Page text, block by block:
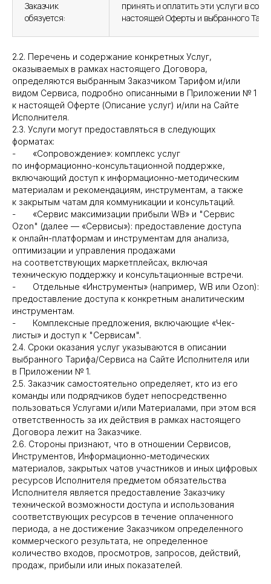
Заказчик
обязуется:
принять и оплатить эти услуги в
настоящей Оферты и выбранного
2.2. Перечень и содержание конкретных Услуг,
оказываемых в рамках настоящего Договора,
определяются выбранным Заказчиком Тарифом и/или
видом Сервиса, подробно описанными в Приложении № 1
к настоящей Оферте (Описание услуг) и/или на Сайте
Исполнителя.
2.3. Услуги могут предоставляться в следующих
форматах:
- «Сопровождение»: комплекс услуг
по информационно-консультационной поддержке,
включающий доступ к информационно-методическим
материалам и рекомендациям, инструментам, а также
к закрытым чатам для коммуникации и консультаций.
- «Сервис максимизации прибыли WB» и "Сервис
Ozon" (далее — «Сервисы»): предоставление доступа
к онлайн-платформам и инструментам для анализа,
оптимизации и управления продажами
на соответствующих маркетплейсах, включая
техническую поддержку и консультационные встречи.
- Отдельные «Инструменты» (например, WB или Ozon):
предоставление доступа к конкретным аналитическим
инструментам.
- Комплексные предложения, включающие «Чек-
листы» и доступ к "Сервисам".
2.4. Сроки оказания услуг указываются в описании
выбранного Тарифа/Сервиса на Сайте Исполнителя или
в Приложении № 1.
2.5. Заказчик самостоятельно определяет, кто из его
команды или подрядчиков будет непосредственно
пользоваться Услугами и/или Материалами, при этом вся
ответственность за их действия в рамках настоящего
Договора лежит на Заказчике.
2.6. Стороны признают, что в отношении Сервисов,
Инструментов, Информационно-методических
материалов, закрытых чатов участников и иных цифровых
ресурсов Исполнителя предметом обязательства
Исполнителя является предоставление Заказчику
технической возможности доступа и использования
соответствующих ресурсов в течение оплаченного
периода, а не достижение Заказчиком определенного
коммерческого результата, не определенное
количество входов, просмотров, запросов, действий,
продаж, прибыли или иных показателей.